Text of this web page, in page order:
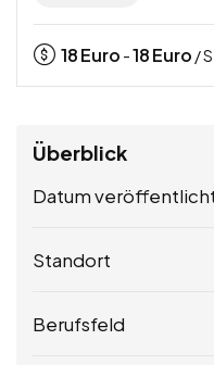
18Euro -18Euro /
Überblick
Datum
Standort
Berufsfeld